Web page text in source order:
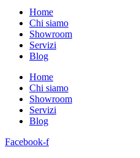
Home
Chi siamo
Showroom
Servizi
Blog
Home
Chi siamo
Showroom
Servizi
Blog
Facebook-f